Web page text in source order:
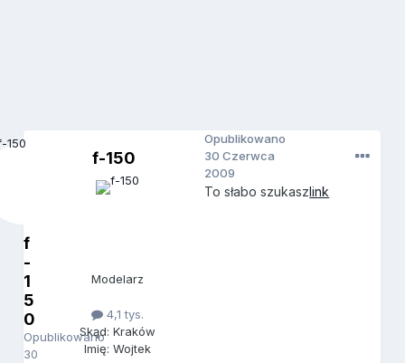
f
-
1
5
0
Opublikowano
30
f-150
Modelarz
4,1 tys.
Skąd: Kraków
Imię: Wojtek
Opublikowano
30 Czerwca
2009
To słabo szukaszlink